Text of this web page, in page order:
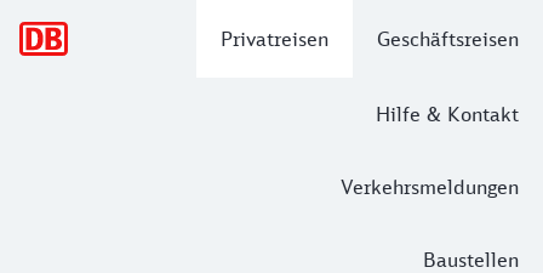
Privatreisen Geschäftsreisen
Hilfe & Kontakt
Verkehrsmeldungen
Baustellen